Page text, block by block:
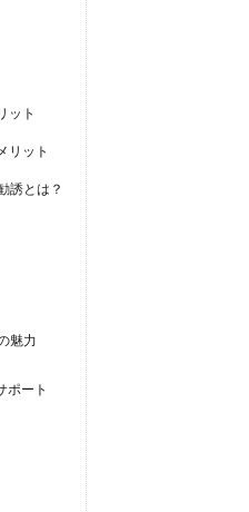
ット
リット
誘とは？
魅力
ポート